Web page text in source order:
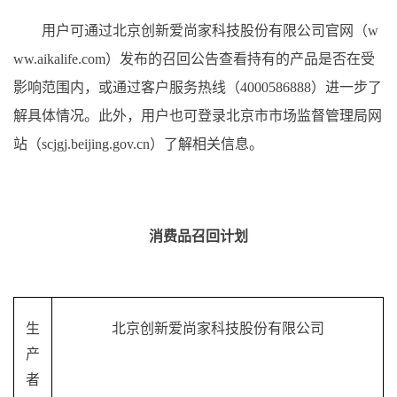
用户可通过北京创新爱尚家科技股份有限公司官网（w
ww.aikalife.com）发布的召回公告查看持有的产品是否在受
影响范围内，或通过客户服务热线（4000586888）进一步了
解具体情况。此外，用户也可登录北京市市场监督管理局网
站（scjgj.beijing.gov.cn）了解相关信息。
消费品召回计划
生
产
者
北京创新爱尚家科技股份有限公司